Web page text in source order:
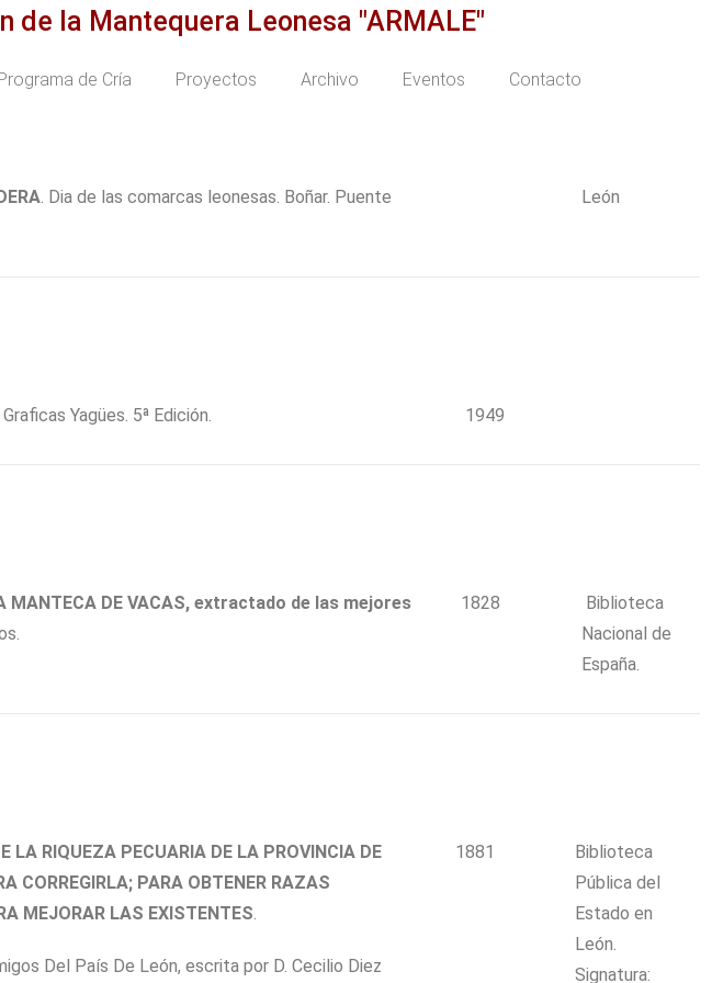
de la Mantequera Leonesa "ARMALE"
de Cría Proyectos Archivo Eventos Contacto
. Dia de las comarcas leonesas. Boñar. Puente
León
Yagües. 5ª Edición. 1949
MANTECA DE VACAS, extractado de las mejores
1828
Biblioteca
Nacional de
España.
LA RIQUEZA PECUARIA DE LA PROVINCIA DE
CORREGIRLA; PARA OBTENER RAZAS
MEJORAR LAS EXISTENTES
Del País De León, escrita por D. Cecilio Diez
1881
Biblioteca
Pública del
Estado en
León.
Signatura: